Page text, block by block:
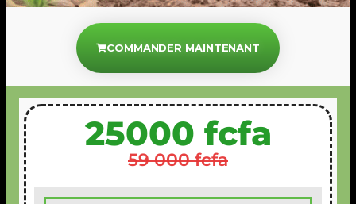
COMMANDER MAINTENANT
25000 fcfa
59 000 fcfa